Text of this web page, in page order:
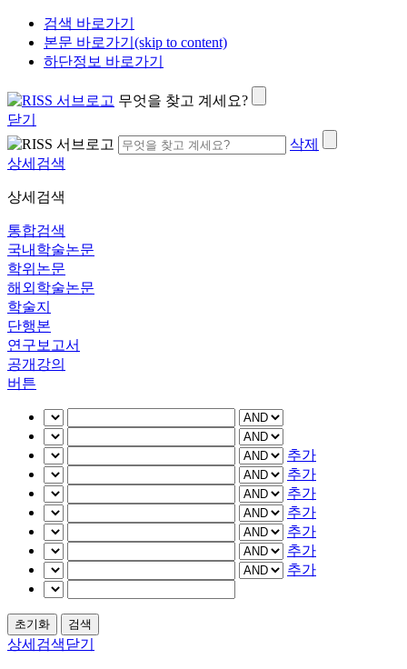
검색 바로가기
본문 바로가기(skip to content)
하단정보 바로가기
무엇을 찾고 계세요?
닫기
삭제
상세검색
상세검색
통합검색
국내학술논문
학위논문
해외학술논문
학술지
단행본
연구보고서
공개강의
버튼
추가
추가
추가
추가
추가
추가
추가
상세검색닫기